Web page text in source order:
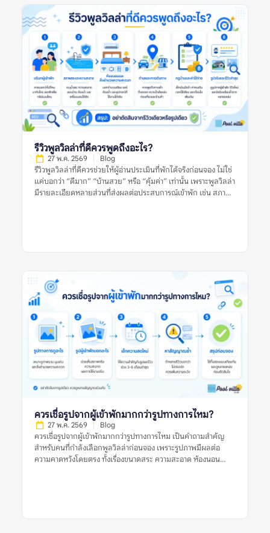
หรือรูปเดียว เพราะพูลวิลล่าที่เหมาะกับคนหนึ่งอาจไม่เหมาะกับอีก
กลุ่มหนึ่งเสมอไป รายการพูลวิลล่าแนะนำที่น่าสนใจและเชื่อถือได้
หมายถึงอะไร? รายการพูลวิลล่าแนะนำที่น่าสนใจและเชื่อถือได้
หมายถึงรายชื่อที่พักพูลวิลล่าที่ถูกนำเสนอว่าเหมาะแก่การพิจารณา
โดยอาจคัดจากทำเล ราคา ความนิยม รูปภาพ รีวิว สิ่งอำนวยความ
สะดวก หรือความเหมาะสมกับกลุ่มผู้เข้าพักบางประเภท อย่างไร
ก็ตาม คำว่า “แนะนำ” ไม่ได้แปลว่าที่พักนั้นเหมาะกับทุกคน และไม่
ได้รับประกันว่าประสบการณ์เข้าพักจะตรงกับความคาดหวังเสมอไป
เพราะผู้จองแต่ละกลุ่มมีเงื่อนไขต่างกัน เช่น จำนวนคน งบประมาณ
ความต้องการใช้สระ ความต้องการทำอาหาร ความเงียบสงบ หรือ
ความสะดวกในการเดินทาง ลิสต์แนะนำที่มีคุณภาพควรช่วยให้ผู้
อ่านเห็นเกณฑ์การพิจารณา ไม่ใช่แค่บอกว่าที่พักใด “ดีที่สุด” โดย
ไม่มีเหตุผลประกอบ ยิ่งลิสต์อธิบายเกณฑ์ชัดเจน เช่น เหมาะกับ
ครอบครัว […]
รีวิวพูลวิลล่าที่ดีควรพูดถึงอะไร?
27 พ.ค. 2569 Blog
รีวิวพูลวิลล่าที่ดีควรช่วยให้ผู้อ่านประเมินที่พักได้จริงก่อนจอง ไม่ใช่
แค่บอกว่า “ดีมาก” “บ้านสวย” หรือ “คุ้มค่า” เท่านั้น เพราะพูลวิลล่า
มีรายละเอียดหลายส่วนที่ส่งผลต่อประสบการณ์เข้าพัก เช่น สภาพ
เพียงอย่างเดียว ควรดูหลายสัญญาณร่วมกัน ทั้งรูปจริงจากผู้เข้าพัก
ตัดสินใจ รีวิวพูลวิลล่าที่ดีหมายถึงอะไร? รีวิวพูลวิลล่าที่ดี คือรีวิวที่
ให้ข้อมูลเพียงพอสำหรับการตัดสินใจ ไม่ได้มีประโยชน์แค่เพราะให้
คะแนนสูง แต่ต้องบอกให้ชัดว่าที่พักดีในด้านใด มีข้อจำกัดอะไร
และเหมาะกับผู้เข้าพักแบบไหน รีวิวที่ดีควรตอบคำถามสำคัญ เช่น
บ้านตรงกับรูปไหม สระสะอาดหรือเปล่า ห้องนอนพอสำหรับจำนวน
คนจริงไหม ห้องน้ำใช้งานสะดวกไหม ทำเลเดินทางง่ายหรือไม่ และมี
ค่าใช้จ่ายเพิ่มเติมที่ควรรู้ก่อนจองหรือเปล่า ตัวอย่างรีวิวที่มีประโยชน์
คือรีวิวที่บอกว่า “ไป 10 คน ห้องนอนพอดี เตียงเสริมใช้ได้ สระน้ำ
สะอาด แต่ทางเข้าค่อนข้างแคบ ควรใช้รถส่วนตัว” รีวิวแบบนี้ช่วยให้
ผู้อ่านประเมินได้ดีกว่าคำสั้น ๆ […]
ควรเชื่อรูปจากผู้เข้าพักมากกว่ารูปทางการไหม?
27 พ.ค. 2569 Blog
ควรเชื่อรูปจากผู้เข้าพักมากกว่ารูปทางการไหม เป็นคำถามสำคัญ
สำหรับคนที่กำลังเลือกพูลวิลล่าก่อนจอง เพราะรูปภาพมีผลต่อ
ความคาดหวังโดยตรง ทั้งเรื่องขนาดสระ ความสะอาด ห้องนอน
ทางการร่วมกัน แล้วตรวจหลายสัญญาณประกอบ เช่น วันที่ของรีวิว